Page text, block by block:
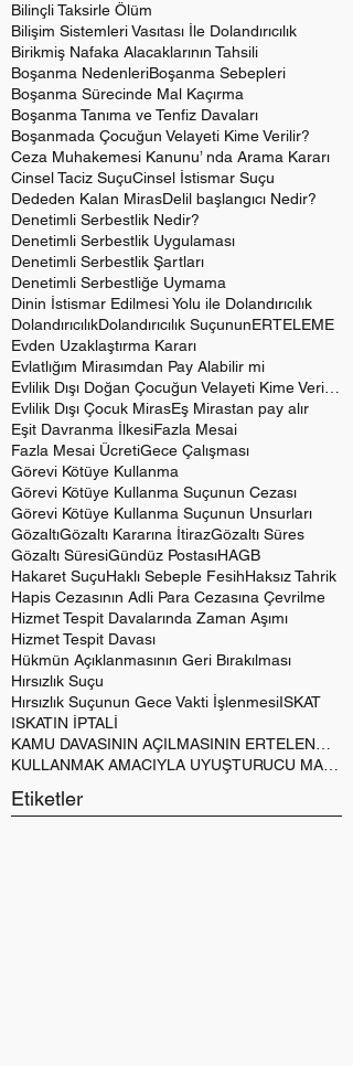
Bilinçli Taksirle Ölüm
Bilişim Sistemleri Vasıtası İle Dolandırıcılık
Birikmiş Nafaka Alacaklarının Tahsili
Boşanma NedenleriBoşanma Sebepleri
Boşanma Sürecinde Mal Kaçırma
Boşanma Tanıma ve Tenfiz Davaları
Boşanmada Çocuğun Velayeti Kime Verilir?
Ceza Muhakemesi Kanunu’ nda Arama Kararı
Cinsel Taciz SuçuCinsel İstismar Suçu
Dededen Kalan MirasDelil başlangıcı Nedir?
Denetimli Serbestlik Nedir?
Denetimli Serbestlik Uygulaması
Denetimli Serbestlik Şartları
Denetimli Serbestliğe Uymama
Dinin İstismar Edilmesi Yolu ile Dolandırıcılık
DolandırıcılıkDolandırıcılık SuçununERTELEME
Evden Uzaklaştırma Kararı
Evlatlığım Mirasımdan Pay Alabilir mi
Evlilik Dışı Çocuk MirasEş Mirastan pay alır
Eşit Davranma İlkesiFazla Mesai
Fazla Mesai ÜcretiGece Çalışması
Görevi Kötüye Kullanma
Görevi Kötüye Kullanma Suçunun Cezası
Görevi Kötüye Kullanma Suçunun Unsurları
GözaltıGözaltı Kararına İtirazGözaltı Süres
Gözaltı SüresiGündüz PostasıHAGB
Hakaret SuçuHaklı Sebeple FesihHaksız Tahrik
Hapis Cezasının Adli Para Cezasına Çevrilme
Hizmet Tespit Davalarında Zaman Aşımı
Hizmet Tespit Davası
Hükmün Açıklanmasının Geri Bırakılması
Hırsızlık Suçu
Hırsızlık Suçunun Gece Vakti İşlenmesiISKAT
ISKATIN İPTALİ
Etiketler